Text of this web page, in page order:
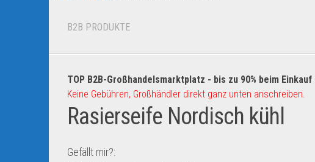
B2B PRODUKTE
TOP B2B-Großhandelsmarktplatz - bis zu 90% beim Einkauf
Keine Gebühren, Großhändler direkt ganz unten anschreiben.
Rasierseife Nordisch kühl
Gefällt mir?: